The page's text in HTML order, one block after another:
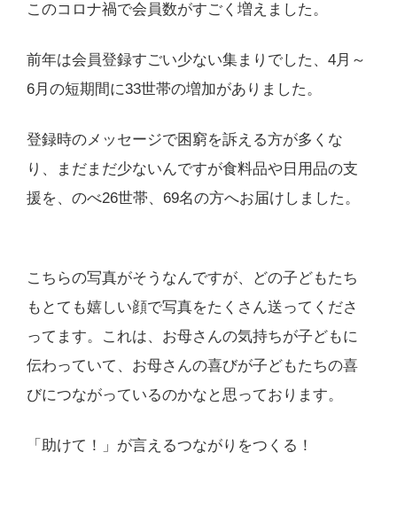
このコロナ禍で会員数がすごく増えました。
前年は会員登録すごい少ない集まりでした、4月～
6月の短期間に33世帯の増加がありました。
登録時のメッセージで困窮を訴える方が多くな
り、まだまだ少ないんですが食料品や日用品の支
援を、のべ26世帯、69名の方へお届けしました。
こちらの写真がそうなんですが、どの子どもたち
もとても嬉しい顔で写真をたくさん送ってくださ
ってます。これは、お母さんの気持ちが子どもに
伝わっていて、お母さんの喜びが子どもたちの喜
びにつながっているのかなと思っております。
「助けて！」が言えるつながりをつくる！